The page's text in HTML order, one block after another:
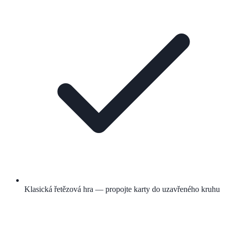
Klasická řetězová hra — propojte karty do uzavřeného kruhu